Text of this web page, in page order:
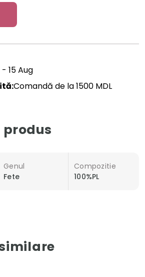
- 15 Aug
Comandă de la 1500 MDL
produs
Genul
Fete
Compozitie
100%PL